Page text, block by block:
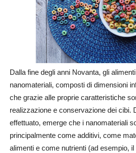
Dalla fine degli anni Novanta, gli
nanomateriali, composti di dimensioni
che grazie alle proprie caratteristiche
realizzazione e conservazione dei cibi.
effettuato, emerge che i nanomateriali
principalmente come additivi, come
alimenti e come nutrienti (ad esempio,